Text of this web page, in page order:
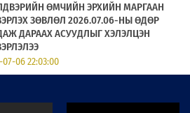
ӨМЧИЙН ЭРХИЙН МАРГААН
ЗӨВЛӨЛ 2026.07.06-НЫ ӨДӨР
ДАРААХ АСУУДЛЫГ ХЭЛЭЛЦЭН
07-06 22:03:00